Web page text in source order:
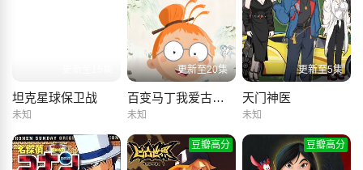
坦克星球保卫战
未知
更新至20集
百变马丁我爱古诗词 第六季
未知
更新至5集
天门神医
未知
豆瓣高分 豆瓣高分